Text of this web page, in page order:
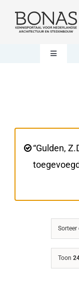
naar
Berichten
Steun BONAS
Toggle
Winkelwagen
“Gulden,
Sorteer
Toon